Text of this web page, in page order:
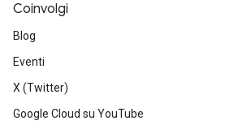
Coinvolgi
Blog
Eventi
X (Twitter)
Google Cloud su YouTube